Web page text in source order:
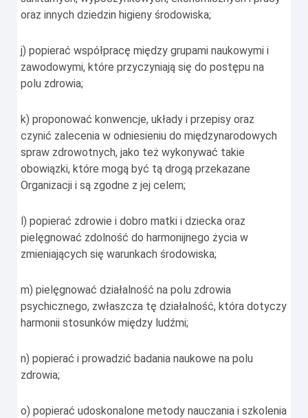
oraz innych dziedzin higieny środowiska;
j) popierać współpracę między grupami naukowymi i
zawodowymi, które przyczyniają się do postępu na
polu zdrowia;
k) proponować konwencje, układy i przepisy oraz
czynić zalecenia w odniesieniu do międzynarodowych
spraw zdrowotnych, jako też wykonywać takie
obowiązki, które mogą być tą drogą przekazane
Organizacji i są zgodne z jej celem;
l) popierać zdrowie i dobro matki i dziecka oraz
pielęgnować zdolność do harmonijnego życia w
zmieniających się warunkach środowiska;
m) pielęgnować działalność na polu zdrowia
psychicznego, zwłaszcza tę działalność, która dotyczy
harmonii stosunków między ludźmi;
n) popierać i prowadzić badania naukowe na polu
zdrowia;
o) popierać udoskonalone metody nauczania i szkolenia